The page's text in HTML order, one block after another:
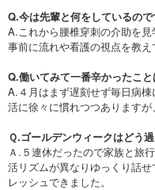
Q.今は先輩と何をしているので
A.これから腰椎穿刺の介助を
事前に流れや看護の視点を教え
Q.働いてみて一番辛かったこと
A.４月はまず遅刻せず毎日病
活に徐々に慣れつつありますが
Ｑ.ゴールデンウィークはどう
Ａ.５連休だったので家族と旅
活リズムが異なりゆっくり話
レッシュできました。